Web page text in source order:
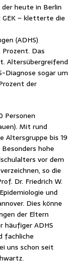
der heute in Berlin
– kletterte die
(ADHS)
Prozent. Das
Altersübergreifend
Diagnose sogar um
der
Personen
Mit rund
Altersgruppe bis 19
hohe
vor dem
so die
Dr. Friedrich W.
und
Dies könne
der Eltern
häufiger ADHS
fachliche
uns schon seit